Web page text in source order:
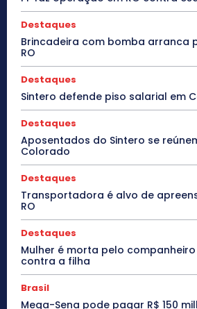
Destaques
Brincadeira com bomba arranca
RO
Destaques
Sintero defende piso salarial em
Destaques
Aposentados do Sintero se
Colorado
Destaques
Transportadora é alvo de
RO
Destaques
Mulher é morta pelo
contra a filha
Brasil
Mega-Sena pode pagar R$ 150